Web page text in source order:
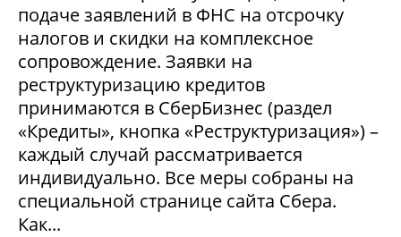
подаче заявлений в ФНС на отсрочку
налогов и скидки на комплексное
сопровождение. Заявки на
реструктуризацию кредитов
принимаются в СберБизнес (раздел
«Кредиты», кнопка «Реструктуризация») –
каждый случай рассматривается
индивидуально. Все меры собраны на
специальной странице сайта Сбера.
Как...